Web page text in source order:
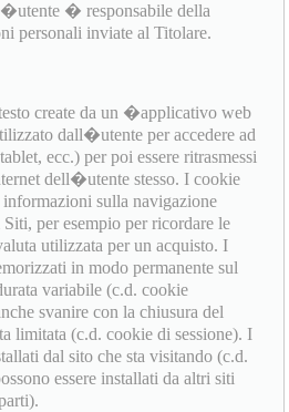
� responsabile della
personali inviate al Titolare.
create da un �applicativo web
dall�utente per accedere ad
ecc.) per poi essere ritrasmessi
dell�utente stesso. I cookie
sulla navigazione
per esempio per ricordare le
utilizzata per un acquisto. I
in modo permanente sul
variabile (c.d. cookie
svanire con la chiusura del
limitata (c.d. cookie di sessione). I
dal sito che sta visitando (c.d.
essere installati da altri siti